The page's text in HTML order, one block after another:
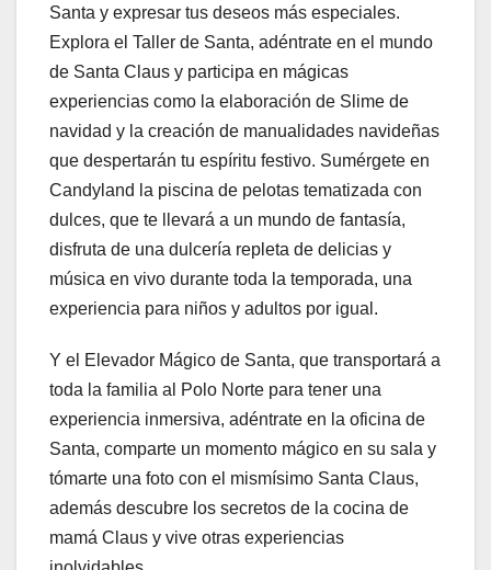
Santa y expresar tus deseos más especiales.
Explora el Taller de Santa, adéntrate en el mundo
de Santa Claus y participa en mágicas
experiencias como la elaboración de Slime de
navidad y la creación de manualidades navideñas
que despertarán tu espíritu festivo. Sumérgete en
Candyland la piscina de pelotas tematizada con
dulces, que te llevará a un mundo de fantasía,
disfruta de una dulcería repleta de delicias y
música en vivo durante toda la temporada, una
experiencia para niños y adultos por igual.
Y el Elevador Mágico de Santa, que transportará a
toda la familia al Polo Norte para tener una
experiencia inmersiva, adéntrate en la oficina de
Santa, comparte un momento mágico en su sala y
tómarte una foto con el mismísimo Santa Claus,
además descubre los secretos de la cocina de
mamá Claus y vive otras experiencias